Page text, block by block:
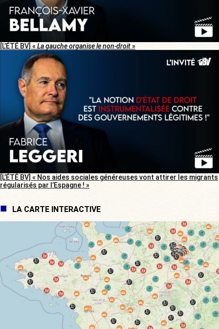
[L’ÉTÉ BV] « La gauche organise le non-droit»
[L’ÉTÉ BV] « Nos aides sociales généreuses vont attirer les migrants
régularisés par l’Espagne ! »
LA CARTE INTERACTIVE